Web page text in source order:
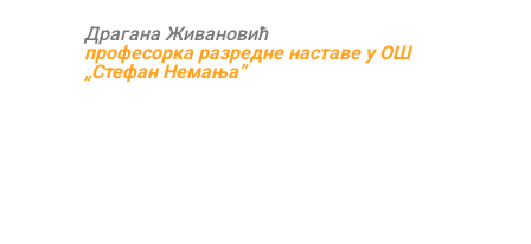
Драгана Живановић
професорка разредне наставе у ОШ
„Стефан Немања”